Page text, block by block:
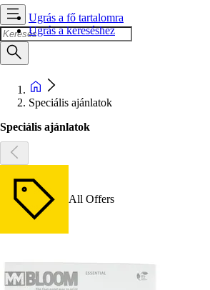
Ugrás a fő tartalomra
Ugrás a kereséshez
Speciális ajánlatok
Speciális ajánlatok
All Offers